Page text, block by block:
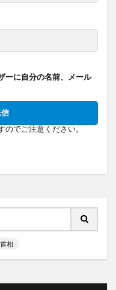
ーに自分の名前、メール
でご注意ください。
相